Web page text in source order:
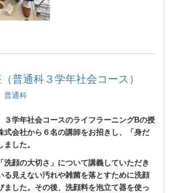
普通科３学年社会コース）
普通科
学年社会コースのライフラーニングBの授
式会社から６名の講師をお招きし、「身だ
した。
顔の大切さ」について講義していただき
る見えない汚れや雑菌を落とすために洗顔
ました。その後、洗顔料を泡立て器を使っ